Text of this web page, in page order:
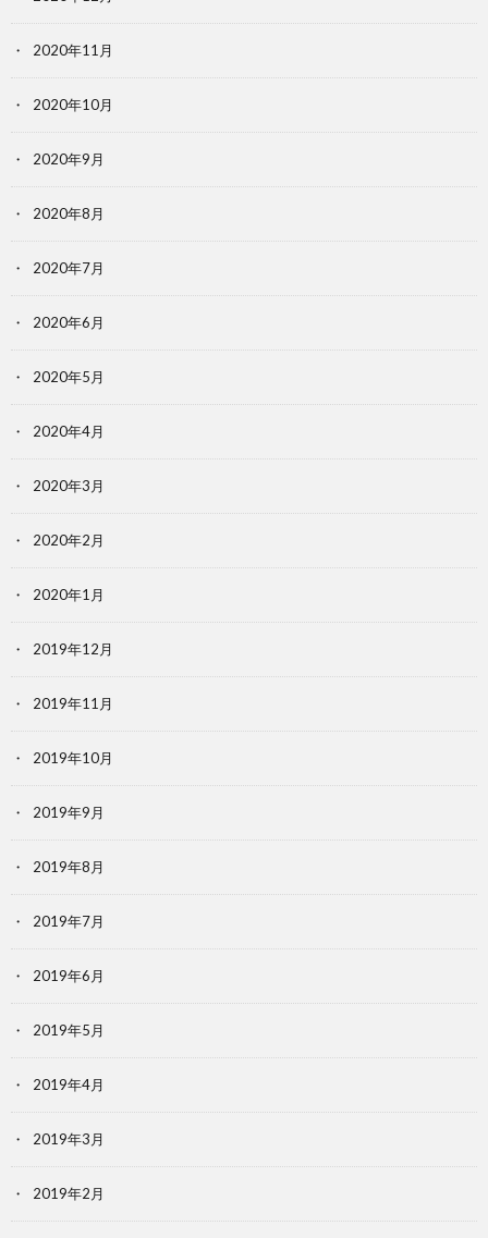
2020年11月
2020年10月
2020年9月
2020年8月
2020年7月
2020年6月
2020年5月
2020年4月
2020年3月
2020年2月
2020年1月
2019年12月
2019年11月
2019年10月
2019年9月
2019年8月
2019年7月
2019年6月
2019年5月
2019年4月
2019年3月
2019年2月